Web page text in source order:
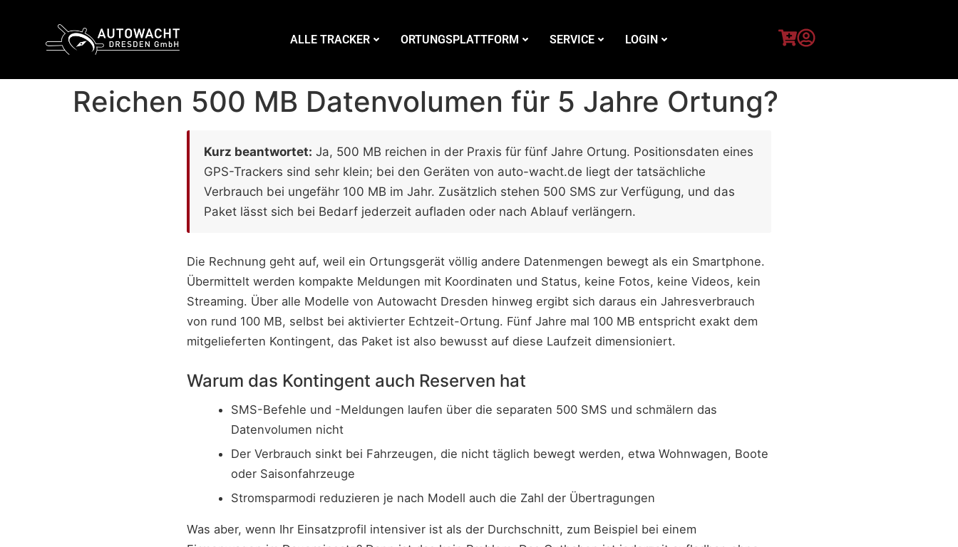
ALLE TRACKER ORTUNGSPLATTFORM SERVICE LOGIN
Reichen 500 MB Datenvolumen für 5 Jahre Ortung?
Kurz beantwortet: Ja, 500 MB reichen in der Praxis für fünf Jahre Ortung. Positionsdaten eines
GPS-Trackers sind sehr klein; bei den Geräten von auto-wacht.de liegt der tatsächliche
Verbrauch bei ungefähr 100 MB im Jahr. Zusätzlich stehen 500 SMS zur Verfügung, und das
Paket lässt sich bei Bedarf jederzeit aufladen oder nach Ablauf verlängern.
Die Rechnung geht auf, weil ein Ortungsgerät völlig andere Datenmengen bewegt als ein Smartphone.
Übermittelt werden kompakte Meldungen mit Koordinaten und Status, keine Fotos, keine Videos, kein
Streaming. Über alle Modelle von Autowacht Dresden hinweg ergibt sich daraus ein Jahresverbrauch
von rund 100 MB, selbst bei aktivierter Echtzeit-Ortung. Fünf Jahre mal 100 MB entspricht exakt dem
mitgelieferten Kontingent, das Paket ist also bewusst auf diese Laufzeit dimensioniert.
Warum das Kontingent auch Reserven hat
SMS-Befehle und -Meldungen laufen über die separaten 500 SMS und schmälern das
Datenvolumen nicht
Der Verbrauch sinkt bei Fahrzeugen, die nicht täglich bewegt werden, etwa Wohnwagen, Boote
oder Saisonfahrzeuge
Stromsparmodi reduzieren je nach Modell auch die Zahl der Übertragungen
Was aber, wenn Ihr Einsatzprofil intensiver ist als der Durchschnitt, zum Beispiel bei einem